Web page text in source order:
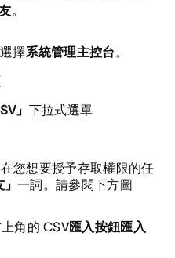
。
擇系統管理主控台 。
」 下拉式選單
您想要授予存取權限的任
」一詞。請參閱下方圖
角的 CSV匯入按鈕匯入